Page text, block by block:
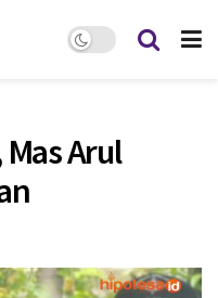
Arul